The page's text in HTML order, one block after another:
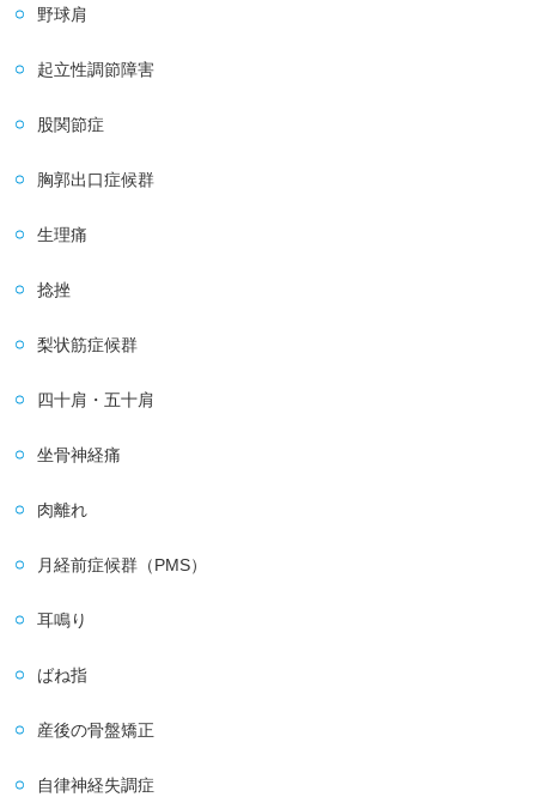
野球肩
起立性調節障害
股関節症
胸郭出口症候群
生理痛
捻挫
梨状筋症候群
四十肩・五十肩
坐骨神経痛
肉離れ
月経前症候群（PMS）
耳鳴り
ばね指
産後の骨盤矯正
自律神経失調症